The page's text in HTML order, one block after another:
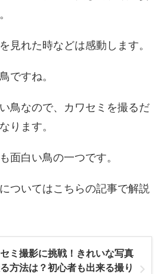
見れた時などは感動します。
ですね。
鳥なので、カワセミを撮るだ
ります。
面白い鳥の一つです。
ついてはこちらの記事で解説
ミ撮影に挑戦！きれいな写真
方法は？初心者も出来る撮り